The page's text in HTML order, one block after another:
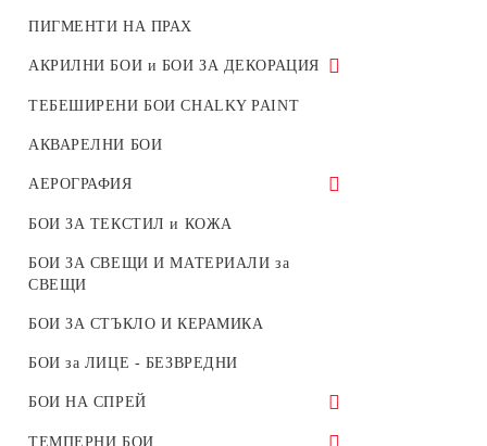
ДЕКОРАЦИЯ
СТИКЕРИ И ТАГЧЕТА
ПИГМЕНТИ НА ПРАХ
АКРИЛНИ БОИ и БОИ ЗА ДЕКОРАЦИЯ
BODY ART - БОЯ ЗА ТЯЛО
ТЕБЕШИРЕНИ БОИ CHALKY PAINT
АКВАРЕЛНИ БОИ
АЕРОГРАФИЯ
БОИ ЗА АЕРОГРАФИ
АЕРОГРАФИ
БОИ ЗА ТЕКСТИЛ и КОЖА
БОИ ЗА СВЕЩИ И МАТЕРИАЛИ за
СВЕЩИ
БОИ ЗА СТЪКЛО И КЕРАМИКА
БОИ за ЛИЦЕ - БЕЗВРЕДНИ
БОИ НА СПРЕЙ
БОИ НА СПРЕЙ по RAL
ТЕМПЕРНИ БОИ